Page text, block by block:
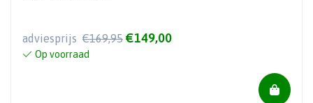
adviesprijs €169,95 €149,00
Op voorraad